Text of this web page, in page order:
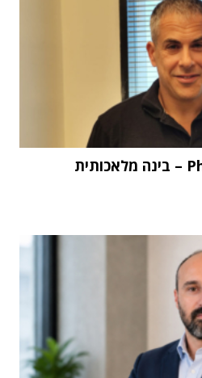
"העתיד הוא Physical AI – בינה מלאכותית